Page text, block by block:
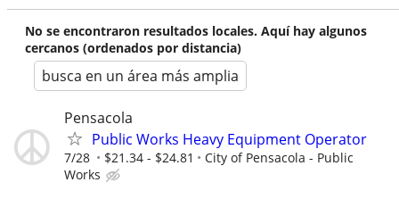
No se encontraron resultados locales. Aquí hay algunos
cercanos (ordenados por distancia)
busca en un área más amplia
Pensacola
Public Works Heavy Equipment Operator
7/28 $21.34 - $24.81
City of Pensacola - Public
Works